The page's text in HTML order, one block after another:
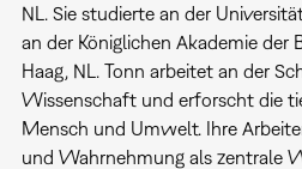
NL. Sie studierte an der
an der Königlichen Akademie der
Haag, NL. Tonn arbeitet an der
Wissenschaft und erforscht die
Mensch und Umwelt. Ihre
und Wahrnehmung als zentrale